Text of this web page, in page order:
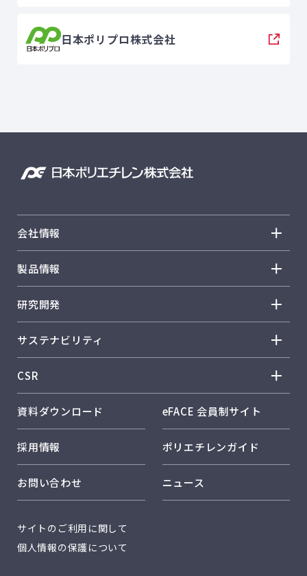
日本ポリプロ株式会社
会社情報
会社情報 トップ
トップメッセージ
企業理念
事業概要
会社概要
製品情報
製品情報 トップ
ノバテック™ HD
ノバテック™ LL
ノバテック™ LD
カーネル™
キレポリ™
開発品：シンフォテック™
開発品：アイオノマー
研究開発
研究開発 トップ
R&D方針・戦略
研究体制・研究所紹介
コア技術
環境に配慮した製品開発
品質保証
サステナビリティ
サステナビリティ トップ
トップメッセージ
日本ポリエチレンのサステナビリティ
日本ポリエチレンのソリューション
RC活動
安全・保安
CSR
CSR トップ
従業員とともに
お客様とともに
資料ダウンロード eFACE 会員制サイト
採用情報 ポリエチレンガイド
お問い合わせ ニュース
サイトのご利用に関して
個人情報の保護について